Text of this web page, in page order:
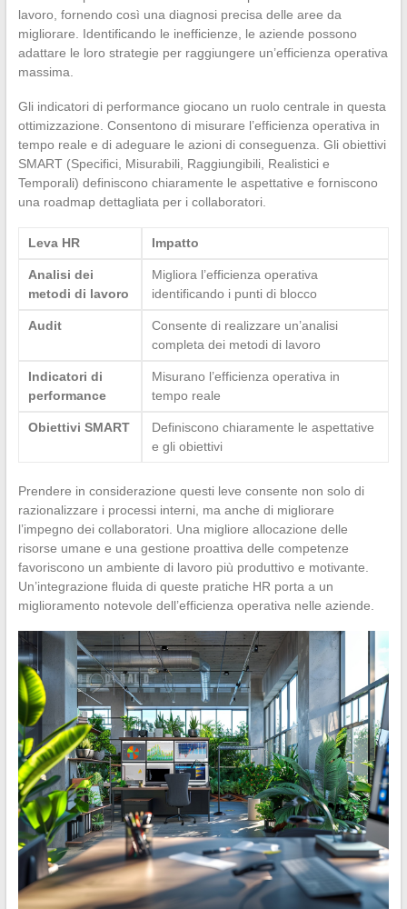
lavoro, fornendo così una diagnosi precisa delle aree da
migliorare. Identificando le inefficienze, le aziende possono
adattare le loro strategie per raggiungere un’efficienza operativa
massima.
Gli indicatori di performance giocano un ruolo centrale in questa
ottimizzazione. Consentono di misurare l’efficienza operativa in
tempo reale e di adeguare le azioni di conseguenza. Gli obiettivi
SMART (Specifici, Misurabili, Raggiungibili, Realistici e
Temporali) definiscono chiaramente le aspettative e forniscono
una roadmap dettagliata per i collaboratori.
Leva HR Impatto
Analisi dei
metodi di lavoro
Migliora l’efficienza operativa
identificando i punti di blocco
Audit
Consente di realizzare un’analisi
completa dei metodi di lavoro
Indicatori di
performance
Misurano l’efficienza operativa in
tempo reale
Obiettivi SMART
Definiscono chiaramente le aspettative
e gli obiettivi
Prendere in considerazione questi leve consente non solo di
razionalizzare i processi interni, ma anche di migliorare
l’impegno dei collaboratori. Una migliore allocazione delle
risorse umane e una gestione proattiva delle competenze
favoriscono un ambiente di lavoro più produttivo e motivante.
Un’integrazione fluida di queste pratiche HR porta a un
miglioramento notevole dell’efficienza operativa nelle aziende.